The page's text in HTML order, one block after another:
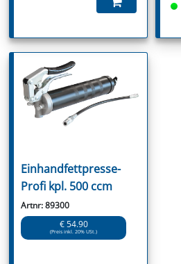
Einhandfettpresse-
Profi kpl. 500 ccm
Artnr: 89300
€ 54.90
(Preis inkl. 20% USt.)